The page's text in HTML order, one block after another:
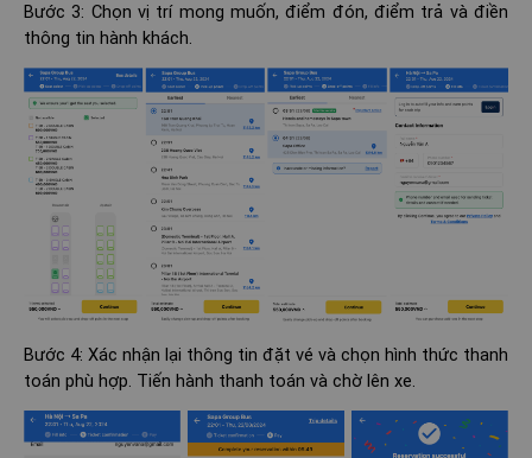
Bước 3: Chọn vị trí mong muốn, điểm đón, điểm trả và điền
thông tin hành khách.
Bước 4: Xác nhận lại thông tin đặt vé và chọn hình thức thanh
toán phù hợp. Tiến hành thanh toán và chờ lên xe.